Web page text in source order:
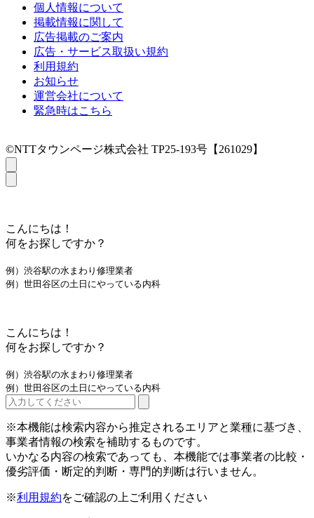
個人情報について
掲載情報に関して
広告掲載のご案内
広告・サービス取扱い規約
利用規約
お知らせ
運営会社について
緊急時はこちら
©NTTタウンページ株式会社 TP25-193号【261029】
こんにちは！
何をお探しですか？
例）渋谷駅の水まわり修理業者
例）世田谷区の土日にやっている内科
こんにちは！
何をお探しですか？
例）渋谷駅の水まわり修理業者
例）世田谷区の土日にやっている内科
※本機能は検索内容から推定されるエリアと業種に基づき、
事業者情報の検索を補助するものです。
いかなる内容の検索であっても、本機能では事業者の比較・
優劣評価・断定的判断・専門的判断は行いません。
※利用規約をご確認の上ご利用ください